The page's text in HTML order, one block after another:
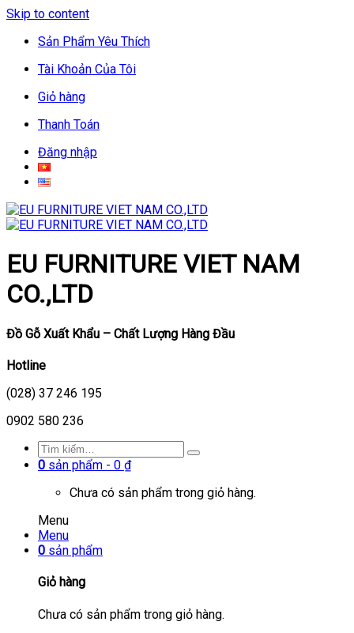
Skip to content
Sản Phẩm Yêu Thích
Tài Khoản Của Tôi
Giỏ hàng
Thanh Toán
Đăng nhập
EU FURNITURE VIET NAM
CO.,LTD
Đồ Gỗ Xuất Khẩu – Chất Lượng Hàng Đầu
Hotline
(028) 37 246 195
0902 580 236
0 sản phẩm - 0 ₫
Chưa có sản phẩm trong giỏ hàng.
Menu
Menu
0 sản phẩm
Giỏ hàng
Chưa có sản phẩm trong giỏ hàng.